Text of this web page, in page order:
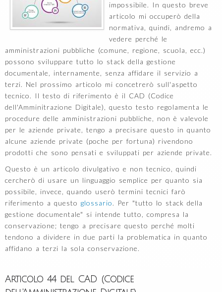
impossibile. In questo breve
articolo mi occuperò della
normativa, quindi, andremo a
vedere perché le
amministrazioni pubbliche (comune, regione, scuola, ecc.)
possono sviluppare tutto lo stack della gestione
documentale, internamente, senza affidare il servizio a
terzi. Nel prossimo articolo mi concetrerò sull'aspetto
tecnico. Il testo di riferimento è il CAD (Codice
dell'Amminitrazione Digitale), questo testo regolamenta le
procedure delle amministrazioni pubbliche, non è valevole
per le aziende private, tengo a precisare questo in quanto
alcune aziende private (poche per fortuna) rivendono
prodotti che sono pensati e sviluppati per aziende private.
Questo è un articolo divulgativo e non tecnico, quindi
cercherò di usare un linguaggio semplice per quanto sia
possibile, invece, quando userò termini tecnici farò
riferimento a questo glossario. Per "tutto lo stack della
gestione documentale" si intende tutto, compresa la
conservazione; tengo a precisare questo perché molti
tendono a dividere in due parti la problematica in quanto
affidano a terzi la sola conservazione.
Articolo 44 del CAD (Codice